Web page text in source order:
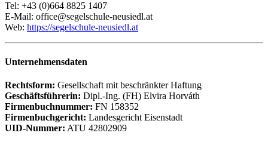
Tel: +43 (0)664 8825 1407
E-Mail: office@segelschule-neusiedl.at
Web: https://segelschule-neusiedl.at
Unternehmensdaten
Rechtsform: Gesellschaft mit beschränkter Haftung
Geschäftsführerin: Dipl.-Ing. (FH) Elvira Horváth
Firmenbuchnummer: FN 158352
Firmenbuchgericht: Landesgericht Eisenstadt
UID-Nummer: ATU 42802909